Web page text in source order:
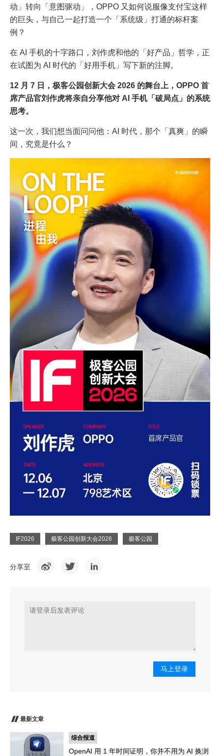
动」转向「意图驱动」，OPPO 又如何说服像支付宝这样
的巨头，与自己一起打造一个「系统级」打通的标杆案
例？
在 AI 手机的十字路口，刘作虎和他的「好产品」哲学，正
在试图为 AI 时代的「好用手机」写下新的注脚。
12 月 7 日，极客公园创新大会 2026 的舞台上，OPPO 首
席产品官刘作虎将亲自分享他对 AI 手机「破局点」的系统
思考。
这一次，我们想当面问问他：AI 时代，那个「真爽」的瞬
间，究竟是什么？
IF2026 极客公园创新大会2026 极客公园
分享至
马上登录
最新文章
综合报道
OpenAI 用 1 年时间证明，你并不用为 AI 换浏